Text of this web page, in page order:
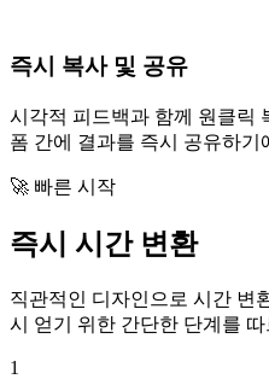
즉시 복사 및 공유
시각적 피드백과 함께 원클릭
폼 간에 결과를 즉시 공유하기
🚀 빠른 시작
즉시 시간 변환
직관적인 디자인으로 시간 변
시 얻기 위한 간단한 단계를 따
1